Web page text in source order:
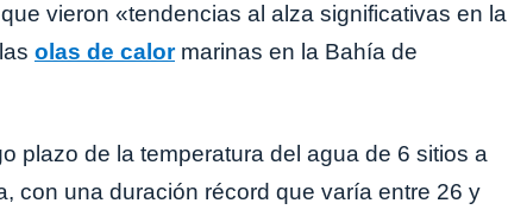
vieron «tendencias al alza significativas en la
olas de calormarinas en la Bahía de
plazo de la temperatura del agua de 6 sitios a
con una duración récord que varía entre 26 y